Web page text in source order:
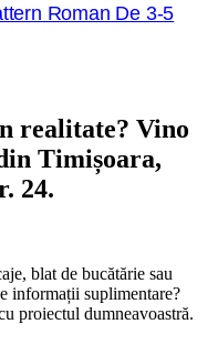
Roman De 3-5
realitate? Vino
Timișoara,
24.
blat de bucătărie sau
informații suplimentare?
proiectul dumneavoastră.